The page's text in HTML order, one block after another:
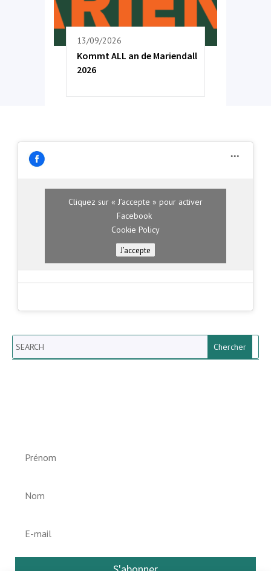
13/09/2026
Kommt ALL an de Mariendall
2026
Cliquez sur « J’accepte » pour activer
Facebook
Cookie Policy
J’accepte
Search